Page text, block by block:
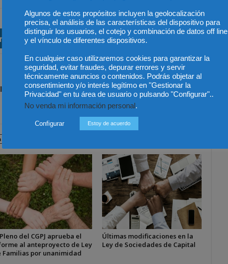
Artículo siguiente
DLA Piper abre oficina en Turquía
del CGPJ aprueba el
al anteproyecto de Ley
Familias por unanimidad
Últimas modificaciones en la
Ley de Sociedades de Capital
Algunos de estos propósitos incluyen la geolocalización
precisa, el análisis de las características del dispositivo para
distinguir los usuarios, el cotejo y combinación de datos off line
y el vínculo de diferentes dispositivos.
En cualquier caso utilizaremos cookies para garantizar la
seguridad, evitar fraudes, depurar errores y servir
técnicamente anuncios o contenidos. Podrás objetar al
consentimiento y/o interés legítimo en "Gestionar la
Privacidad" en tu área de usuario o pulsando "Configurar"..
No venda mi información personal.
Configurar Estoy de acuerdo